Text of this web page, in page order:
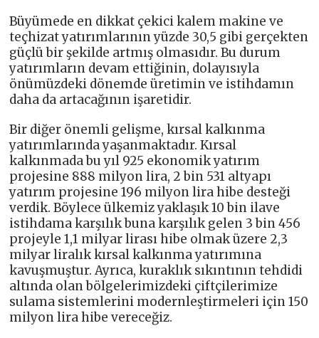
Büyümede en dikkat çekici kalem makine ve
teçhizat yatırımlarının yüzde 30,5 gibi gerçekten
güçlü bir şekilde artmış olmasıdır. Bu durum
yatırımların devam ettiğinin, dolayısıyla
önümüzdeki dönemde üretimin ve istihdamın
daha da artacağının işaretidir.
Bir diğer önemli gelişme, kırsal kalkınma
yatırımlarında yaşanmaktadır. Kırsal
kalkınmada bu yıl 925 ekonomik yatırım
projesine 888 milyon lira, 2 bin 531 altyapı
yatırım projesine 196 milyon lira hibe desteği
verdik. Böylece ülkemiz yaklaşık 10 bin ilave
istihdama karşılık buna karşılık gelen 3 bin 456
projeyle 1,1 milyar lirası hibe olmak üzere 2,3
milyar liralık kırsal kalkınma yatırımına
kavuşmuştur. Ayrıca, kuraklık sıkıntının tehdidi
altında olan bölgelerimizdeki çiftçilerimize
sulama sistemlerini modernleştirmeleri için 150
milyon lira hibe vereceğiz.